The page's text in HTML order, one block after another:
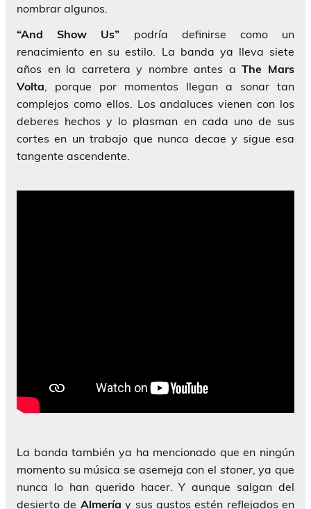
nombrar algunos.
“And Show Us” podría definirse como un
renacimiento en su estilo. La banda ya lleva siete
años en la carretera y nombre antes aThe Mars
Volta , porque por momentos llegan a sonar tan
complejos como ellos. Los andaluces vienen con los
deberes hechos y lo plasman en cada uno de sus
cortes en un trabajo que nunca decae y sigue esa
tangente ascendente.
La banda también ya ha mencionado que en ningún
momento su música se asemeja con el stoner, ya que
nunca lo han querido hacer. Y aunque salgan del
desierto de Almería y sus gustos estén reflejados en